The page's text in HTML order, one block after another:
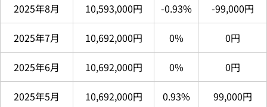
2025年8月 10,593,000円 -0.93% -99,000円
2025年7月 10,692,000円 0% 0円
2025年6月 10,692,000円 0% 0円
2025年5月 10,692,000円 0.93% 99,000円